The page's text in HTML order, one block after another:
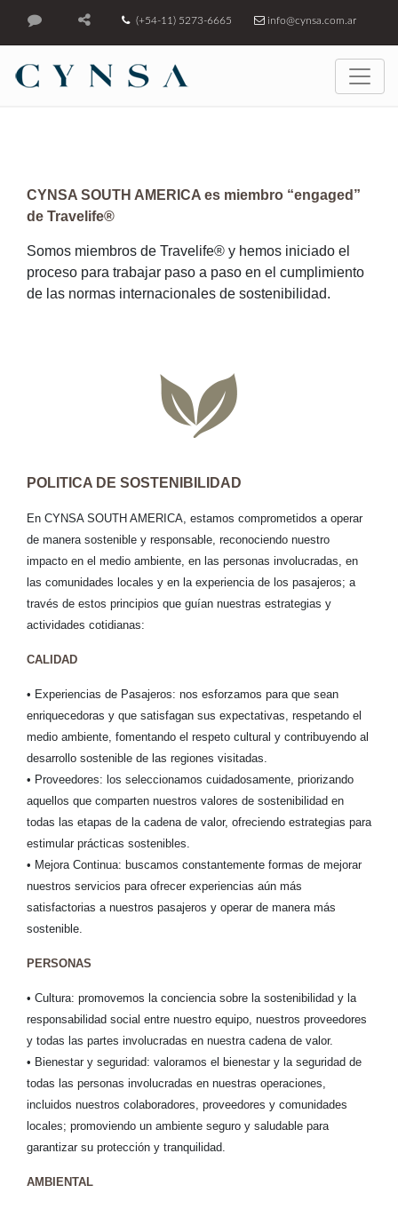
(+54-11) 5273-6665 info@cynsa.com.ar
CYNSA SOUTH AMERICA es miembro “engaged”
de Travelife®
Somos miembros de Travelife® y hemos iniciado el
proceso para trabajar paso a paso en el cumplimiento
de las normas internacionales de sostenibilidad.
POLITICA DE SOSTENIBILIDAD
En CYNSA SOUTH AMERICA, estamos comprometidos a operar
de manera sostenible y responsable, reconociendo nuestro
impacto en el medio ambiente, en las personas involucradas, en
las comunidades locales y en la experiencia de los pasajeros; a
través de estos principios que guían nuestras estrategias y
actividades cotidianas:
CALIDAD
• Experiencias de Pasajeros: nos esforzamos para que sean
enriquecedoras y que satisfagan sus expectativas, respetando el
medio ambiente, fomentando el respeto cultural y contribuyendo al
desarrollo sostenible de las regiones visitadas.
• Proveedores: los seleccionamos cuidadosamente, priorizando
aquellos que comparten nuestros valores de sostenibilidad en
todas las etapas de la cadena de valor, ofreciendo estrategias para
estimular prácticas sostenibles.
• Mejora Continua: buscamos constantemente formas de mejorar
nuestros servicios para ofrecer experiencias aún más
satisfactorias a nuestros pasajeros y operar de manera más
sostenible.
PERSONAS
• Cultura: promovemos la conciencia sobre la sostenibilidad y la
responsabilidad social entre nuestro equipo, nuestros proveedores
y todas las partes involucradas en nuestra cadena de valor.
• Bienestar y seguridad: valoramos el bienestar y la seguridad de
todas las personas involucradas en nuestras operaciones,
incluidos nuestros colaboradores, proveedores y comunidades
locales; promoviendo un ambiente seguro y saludable para
garantizar su protección y tranquilidad.
AMBIENTAL